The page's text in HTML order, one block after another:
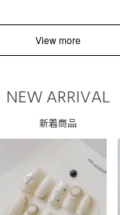
View more
NEW ARRIVAL
新着商品